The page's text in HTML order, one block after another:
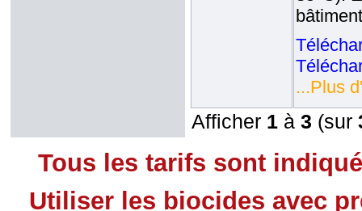
...Plus
Afficher 1 à 3 (sur
Tous les tarifs sont
Utiliser les biocides avec